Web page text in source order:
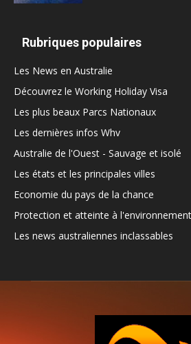
Rubriques populaires
Les News en Australie
Découvrez le Working Holiday Visa
Les plus beaux Parcs Nationaux
Les dernières infos Whv
Australie de l'Ouest - Sauvage et isolé
Les états et les principales villes
Economie du pays de la chance
Protection et atteinte à l'environnement
Les news australiennes inclassables